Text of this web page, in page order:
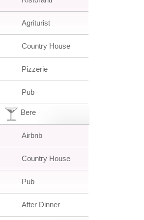
Agriturist
Country House
Pizzerie
Pub
Bere
Airbnb
Country House
Pub
After Dinner